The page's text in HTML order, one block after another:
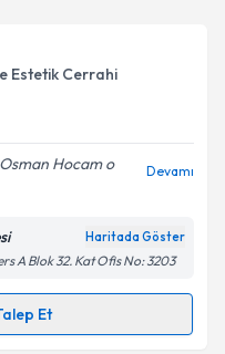
Estetik Cerrahi
Hocam o
Devamı
Haritada Göster
A Blok 32. Kat Ofis No: 3203
Et